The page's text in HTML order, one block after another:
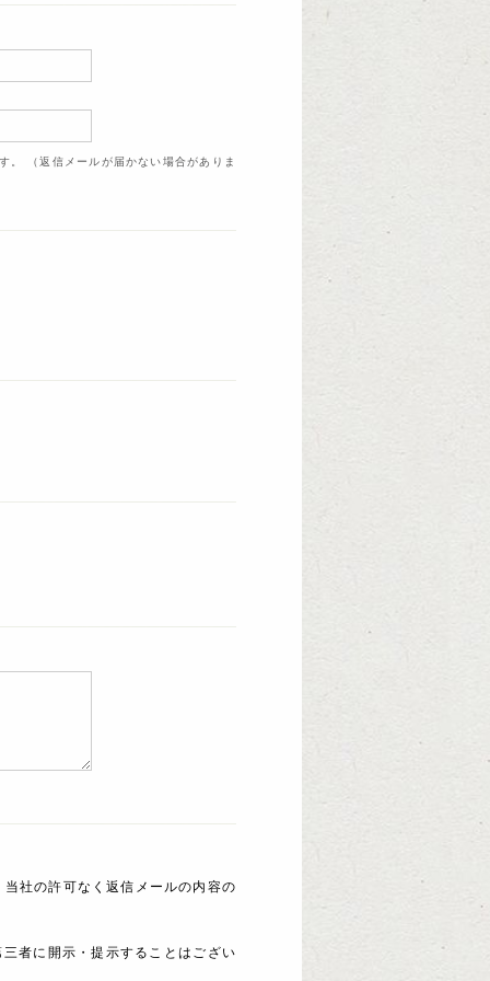
（返信メールが届かない場合がありま
社の許可なく返信メールの内容の
者に開示・提示することはござい